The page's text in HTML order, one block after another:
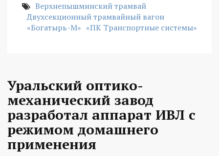
Верхнепышминский трамвай
Двухсекционный трамвайный вагон
«Богатырь-М» «ПК Транспортные системы»
Уральский оптико-
механический завод
разработал аппарат ИВЛ с
режимом домашнего
применения